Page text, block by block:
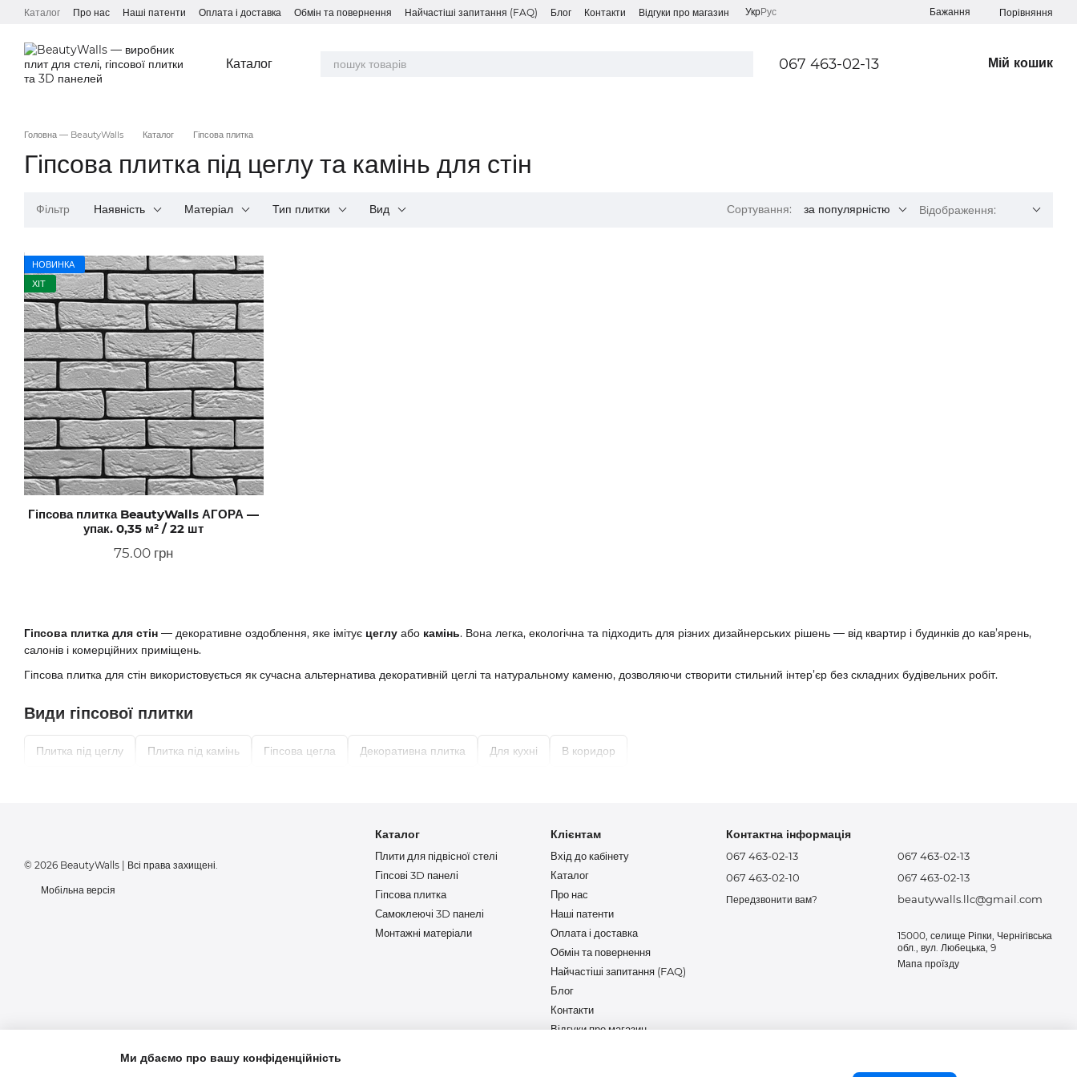
Перейти до основного контенту
Каталог Про нас Наші патенти Оплата і доставка Обмін та повернення Найчастіші запитання (FAQ) Блог Контакти Відгуки про магазин УкрРус Бажання Порівняння
Каталог 067 463-02-13 Мій кошик
Головна — BeautyWalls Каталог Гіпсова плитка
Гіпсова плитка під цеглу та камінь для стін
Фільтр Наявність Матеріал Тип плитки Вид Сортування: за популярністю Відображення:
Гіпсова плитка для стін — декоративне оздоблення, яке імітує цеглу або камінь. Вона легка, екологічна та підходить для різних дизайнерських рішень — від квартир і будинків до кав’ярень,
салонів і комерційних приміщень.
Гіпсова плитка для стін використовується як сучасна альтернатива декоративній цеглі та натуральному каменю, дозволяючи створити стильний інтер’єр без складних будівельних робіт.
Види гіпсової плитки
Плитка під цеглу Плитка під камінь Гіпсова цегла Декоративна плитка Для кухні В коридор
Екологічний мінеральний склад без запаху
Точна геометрія та акуратні стики
кухня та обідня зона
коридори та прихожі
НОВИНКА
ХІТ
Гіпсова плитка BeautyWalls АГОРА —
упак. 0,35 м² / 22 шт
75.00 грн
© 2026 BeautyWalls | Всі права захищені.
Мобільна версія
Каталог
Плити для підвісної стелі
Гіпсові 3D панелі
Гіпсова плитка
Самоклеючі 3D панелі
Монтажні матеріали
Клієнтам
Вхід до кабінету
Каталог
Про нас
Наші патенти
Оплата і доставка
Обмін та повернення
Найчастіші запитання (FAQ)
Блог
Контакти
Відгуки про магазин
Контактна інформація
067 463-02-13
067 463-02-10
Передзвонити вам?
067 463-02-13
067 463-02-13
beautywalls.llc@gmail.com
15000, селище Ріпки, Чернігівська
обл., вул. Любецька, 9
Мапа проїзду
Ми дбаємо про вашу конфіденційність